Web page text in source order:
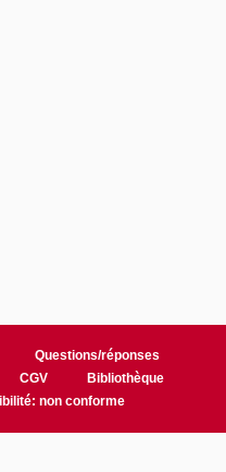
Questions/réponses
CGV
Bibliothèque
non conforme